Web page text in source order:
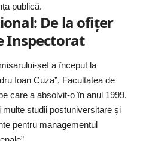
publică.
De la ofițer
Inspectorat
șef a început la
Ioan Cuza”, Facultatea de
care a absolvit-o în anul 1999.
multe studii postuniversitare și
pentru managementul